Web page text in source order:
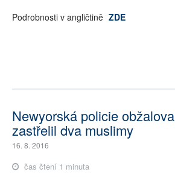
Podrobnosti v angličtině ZDE
Newyorská policie
zastřelil dva muslimy
16. 8. 2016
čas čtení 1 minuta